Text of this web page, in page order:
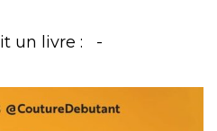
un livre :